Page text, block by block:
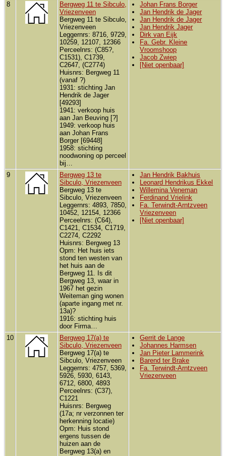
8
Bergweg 11 te Sibculo,
Vriezenveen
Bergweg 11 te Sibculo,
Vriezenveen
Leggernrs: 8716, 9729,
10259, 12107, 12366
Perceelnrs: (C85?,
C1531), C1739,
C2647, (C2774)
Huisnrs: Bergweg 11
(vanaf ?)
1931: stichting Jan
Hendrik de Jager
[49293]
1941: verkoop huis
aan Jan Beuving [?]
1949: verkoop huis
aan Johan Frans
Borger [69448]
1958: stichting
noodwoning op perceel
bij…
Johan Frans Borger
Jan Hendrik de Jager
Jan Hendrik de Jager
Jan Hendrik Jager
Dirk van Eijk
Fa. Gebr. Kleine
Vroomshoop
Jacob Zwiep
[Niet openbaar]
9
Bergweg 13 te
Sibculo, Vriezenveen
Bergweg 13 te
Sibculo, Vriezenveen
Leggernrs: 4893, 7850,
10452, 12154, 12366
Perceelnrs: (C64),
C1421, C1534, C1719,
C2274, C2292
Huisnrs: Bergweg 13
Opm: Het huis iets
stond ten westen van
het huis aan de
Bergweg 11. Is dit
Bergweg 13, waar in
1967 het gezin
Weiteman ging wonen
(aparte ingang met nr.
13a)?
1916: stichting huis
door Firma…
Jan Hendrik Bakhuis
Leonard Hendrikus Ekkel
Willemina Veneman
Ferdinand Vrielink
Fa. Terwindt-Arntzveen
Vriezenveen
[Niet openbaar]
10
Bergweg 17(a) te
Sibculo, Vriezenveen
Bergweg 17(a) te
Sibculo, Vriezenveen
Leggernrs: 4757, 5369,
5926, 5930, 6143,
6712, 6800, 4893
Perceelnrs: (C37),
C1221
Huisnrs: Bergweg
(17a; nr verzonnen ter
herkenning locatie)
Opm: Huis stond
ergens tussen de
huizen aan de
Bergweg 13(a) en
Gerrit de Lange
Johannes Harmsen
Jan Pieter Lammerink
Barend ter Brake
Fa. Terwindt-Arntzveen
Vriezenveen